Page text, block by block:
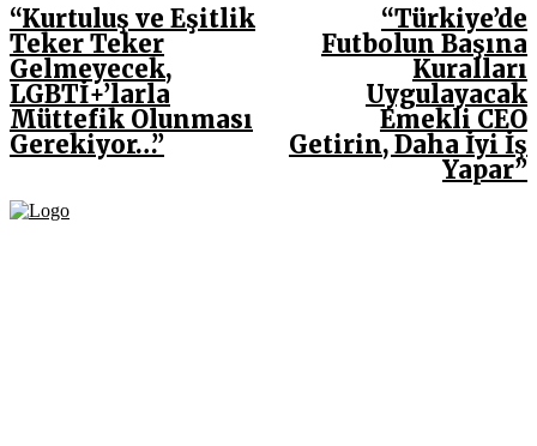
“Kurtuluş ve Eşitlik
Teker Teker
Gelmeyecek,
LGBTİ+’larla
Müttefik Olunması
Gerekiyor…”
“Türkiye’de
Futbolun Başına
Kuralları
Uygulayacak
Emekli CEO
Getirin, Daha İyi İş
Yapar”